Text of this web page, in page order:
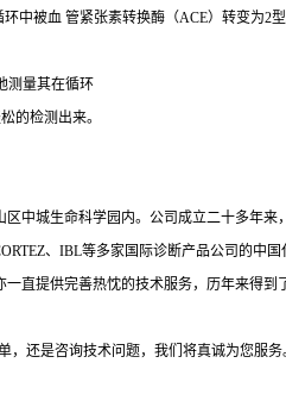
中被血 管紧张素转换酶（ACE）转变为
测量其在循环
的检测出来。
区中城生命科学园内。公司成立二十多年
、IBL等多家国际诊断产品公司的中
直提供完善热忱的技术服务，历年来得到
，还是咨询技术问题，我们将真诚为您服务